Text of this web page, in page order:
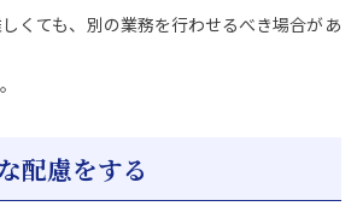
くても、別の業務を行わせるべき場合があ
配慮をする